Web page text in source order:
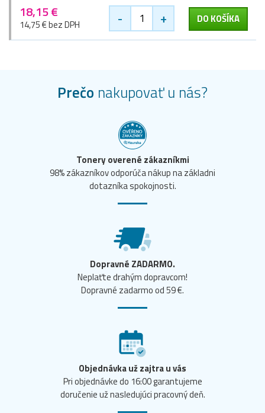
18,15 €
14,75 € bez DPH - + DO KOŠÍKA
Prečo nakupovať u nás?
Tonery overené zákazníkmi
98% zákazníkov odporúča nákup na základni
dotazníka spokojnosti.
Dopravné ZADARMO.
Neplaťte drahým dopravcom!
Dopravné zadarmo od 59 €.
Objednávka už zajtra u vás
Pri objednávke do 16:00 garantujeme
doručenie už nasledujúci pracovný deň.